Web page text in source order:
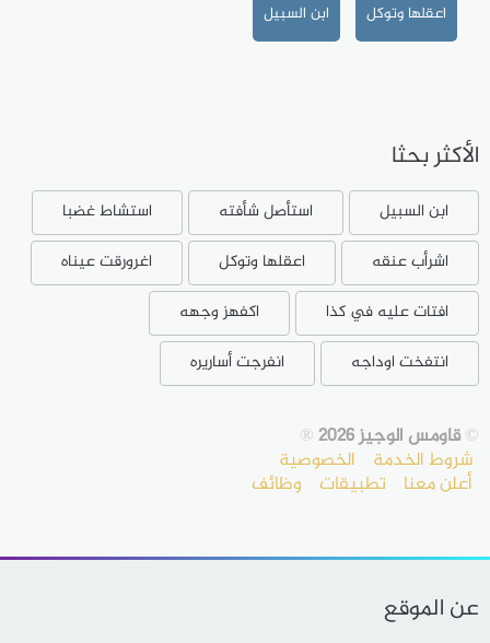
اعقلها وتوكل ابن السبيل
الأكثر بحثا
ابن السبيل استأصل شأفته
استشاط غضبا
اشرأب عنقه
اعقلها وتوكل
اغرورقت عيناه
افتات عليه في كذا
اكفهز وجهه
انتفخت اوداجه
انفرجت أساريره
©قاومس الوجيز 2026 ®
شروط الخدمة الخصوصية
أعلن معنا تطبيقات وظائف
عن الموقع